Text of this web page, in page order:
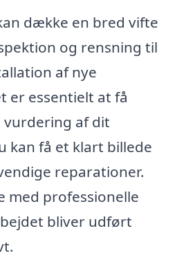
dække en bred vifte
og rensning til
af nye
er essentielt at få
af dit
kan få et klart billede
reparationer.
med professionelle
bliver udført